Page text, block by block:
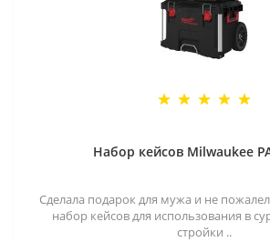
Набор кейсов Milwaukee
Сделала подарок для мужа и не
набор кейсов для использования в
стройки ..